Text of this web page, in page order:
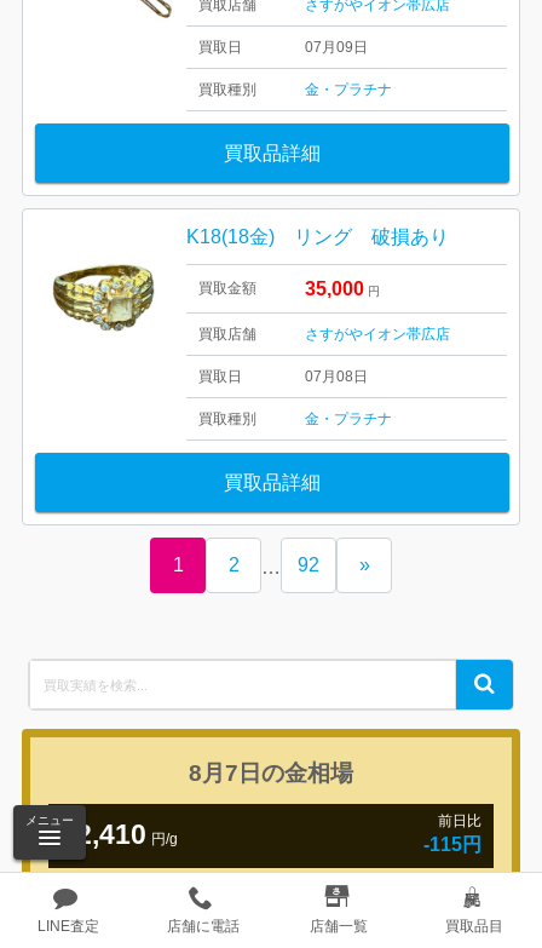
メニュー
LINE査定 店舗に電話 店舗一覧 買取品目
買取店舗 さすがやイオン帯広店
買取日 07月09日
買取種別 金・プラチナ
買取品詳細
K18(18金) リング 破損あり
買取金額 35,000 円
買取店舗 さすがやイオン帯広店
買取日 07月08日
買取種別 金・プラチナ
買取品詳細
1 2 … 92 »
for:
Search
8月7日の金相場
22,410 円/g
前日比
-115円